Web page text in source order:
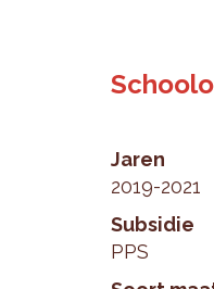
Jaren
2019-2021
Subsidie
PPS